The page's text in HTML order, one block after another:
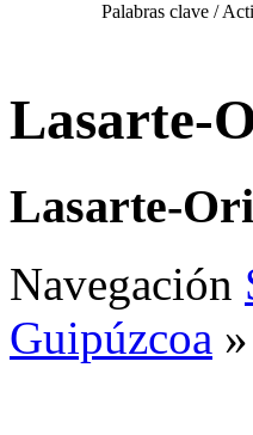
Palabras clave /
Lasarte-
Lasarte-
Navegación
Guipúzcoa »